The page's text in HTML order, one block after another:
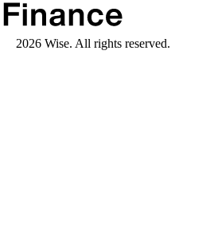
2026 Wise. All rights reserved.